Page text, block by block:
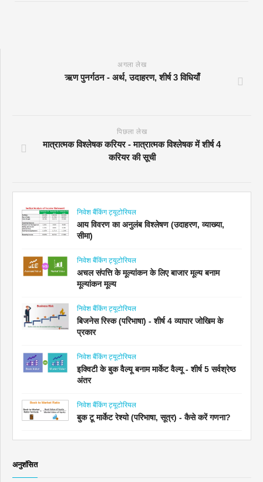
अगला लेख
ऋण पुनर्गठन - अर्थ, उदाहरण, शीर्ष 3 विधियाँ
पिछला लेख
मात्रात्मक विश्लेषक करियर - मात्रात्मक विश्लेषक में शीर्ष 4
करियर की सूची
निवेश बैंकिंग ट्यूटोरियल
आय विवरण का अनुलंब विश्लेषण (उदाहरण, व्याख्या,
सीमा)
निवेश बैंकिंग ट्यूटोरियल
अचल संपत्ति के मूल्यांकन के लिए बाजार मूल्य बनाम
मूल्यांकन मूल्य
निवेश बैंकिंग ट्यूटोरियल
बिजनेस रिस्क (परिभाषा) - शीर्ष 4 व्यापार जोखिम के
प्रकार
निवेश बैंकिंग ट्यूटोरियल
इक्विटी के बुक वैल्यू बनाम मार्केट वैल्यू - शीर्ष 5 सर्वश्रेष्ठ
अंतर
निवेश बैंकिंग ट्यूटोरियल
बुक टू मार्केट रेश्यो (परिभाषा, सूत्र) - कैसे करें गणना?
अनुशंसित